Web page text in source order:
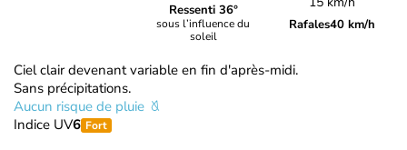
Ressenti 36°
sous l’influence du
soleil
Rafales40 km/h
Ciel clair devenant variable en fin d'après-midi.
Sans précipitations.
Aucun risque de pluie
Indice UV6 Fort